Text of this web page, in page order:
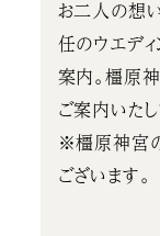
お二人の想
任のウエデ
案内。橿原
ご案内いたし
※橿原神宮
ございます。